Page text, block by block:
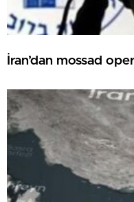
İran’dan mossad